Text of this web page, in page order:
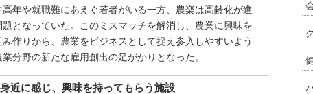
年や就職難にあえぐ若者がいる一方、農楽は高齢化が進
となっていた。このミスマッチを解消し、農業に興味を
作りから、農業をビジネスとして捉え参入しやすいよう
分野の新たな雇用創出の足がかりとなった。
近に感じ、興味を持ってもらう施設